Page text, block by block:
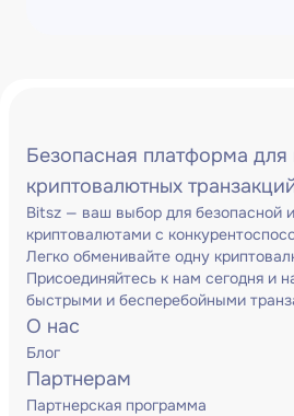
Безопасная платформа для
криптовалютных
Bitsz — ваш выбор для безопасной
криптовалютами с
Легко обменивайте одну
Присоединяйтесь к нам сегодня и
быстрыми и бесперебойными
О нас
Блог
Партнерам
Партнерская программа